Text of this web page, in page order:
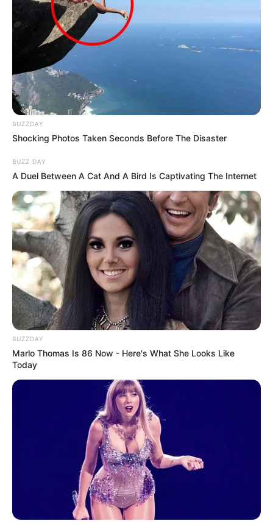
BUZZDAY
Shocking Photos Taken Seconds Before The Disaster
BUZZ DAY
A Duel Between A Cat And A Bird Is Captivating The Internet
BUZZDAY
Marlo Thomas Is 86 Now - Here's What She Looks Like
Today